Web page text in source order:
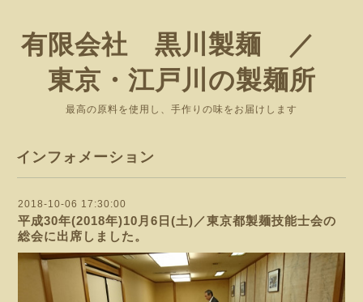
有限会社 黒川製麺 ／
東京・江戸川の製麺所
最高の原料を使用し、手作りの味をお届けします
インフォメーション
2018-10-06 17:30:00
平成30年(2018年)10月6日(土)／東京都製麺技能士会の
総会に出席しました。